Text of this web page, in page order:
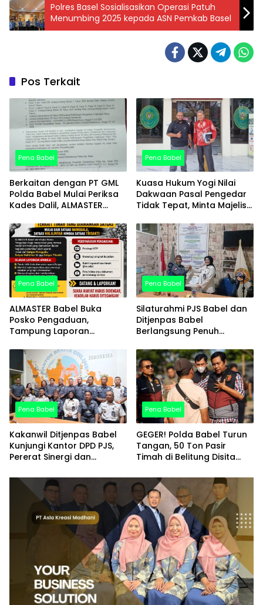
Polres Basel Sosialisasikan Operasi Patuh
Menumbing 2025 kepada ASN Pemkab Basel
Pos Terkait
Pena Babel
Berkaitan dengan PT GML
Polda Babel Mulai Periksa
Kades Dalil, ALMASTER
Ikut Dipanggil
Pena Babel
Kuasa Hukum Yogi Nilai
Dakwaan Pasal Pengedar
Tidak Tepat, Minta Majelis
Persidangan
Pena Babel
ALMASTER Babel Buka
Posko Pengaduan,
Tampung Laporan
yang Diamankan Satgas
Pena Babel
Silaturahmi PJS Babel dan
Ditjenpas Babel
Berlangsung Penuh
Diserahkan kepada Ade
Agustina
Pena Babel
Kakanwil Ditjenpas Babel
Kunjungi Kantor DPD PJS,
Pererat Sinergi dan
Pena Babel
GEGER! Polda Babel Turun
Tangan, 50 Ton Pasir
Timah di Belitung Disita
Brimob